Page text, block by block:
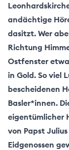
Partner
Projekt
Forschung
Über
uns
andächtige
dasitzt. Wer
Richtung
Ostfenster
in Gold. So viel
bescheidenen
Basler*innen.
eigentümlicher
von Papst Julius
Eidgenossen